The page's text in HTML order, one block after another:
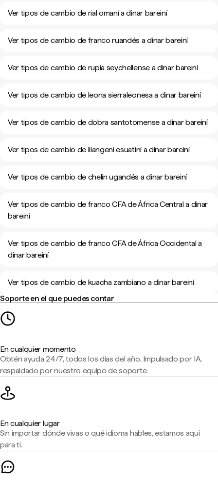
Ver tipos de cambio de rial omaní a dinar bareiní
Ver tipos de cambio de franco ruandés a dinar bareiní
Ver tipos de cambio de rupia seychellense a dinar bareiní
Ver tipos de cambio de leona sierraleonesa a dinar bareiní
Ver tipos de cambio de dobra santotomense a dinar bareiní
Ver tipos de cambio de lilangeni esuatiní a dinar bareiní
Ver tipos de cambio de chelín ugandés a dinar bareiní
Ver tipos de cambio de franco CFA de África Central a dinar
bareiní
Ver tipos de cambio de franco CFA de África Occidental a
dinar bareiní
Ver tipos de cambio de kuacha zambiano a dinar bareiní
Soporte en el que puedes contar
En cualquier momento
Obtén ayuda 24/7, todos los días del año. Impulsado por IA,
respaldado por nuestro equipo de soporte.
En cualquier lugar
Sin importar dónde vivas o qué idioma hables, estamos aquí
para ti.